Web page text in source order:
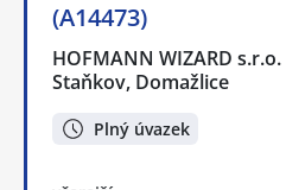
(A14473)
HOFMANN WIZARD s.r.o.
Staňkov, Domažlice
Plný úvazek